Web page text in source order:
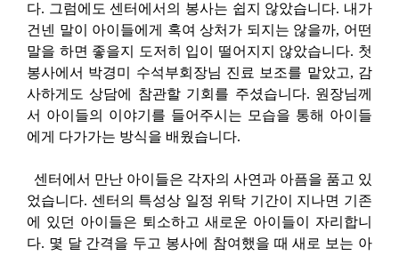
다. 그럼에도 센터에서의 봉사는 쉽지 않았습니다. 내가
건넨 말이 아이들에게 혹여 상처가 되지는 않을까, 어떤
말을 하면 좋을지 도저히 입이 떨어지지 않았습니다. 첫
봉사에서 박경미 수석부회장님 진료 보조를 맡았고, 감
사하게도 상담에 참관할 기회를 주셨습니다. 원장님께
서 아이들의 이야기를 들어주시는 모습을 통해 아이들
에게 다가가는 방식을 배웠습니다.
센터에서 만난 아이들은 각자의 사연과 아픔을 품고 있
었습니다. 센터의 특성상 일정 위탁 기간이 지나면 기존
에 있던 아이들은 퇴소하고 새로운 아이들이 자리합니
다. 몇 달 간격을 두고 봉사에 참여했을 때 새로 보는 아